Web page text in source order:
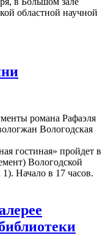
областной научной
романа Рафаэля
Вологодская
гостиная» пройдет в
Вологодской
Начало в 17 часов.